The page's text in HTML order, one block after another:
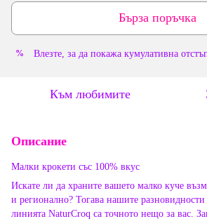
Бърза поръчка
% Влезте , за да покажа кумулативна
Към любимите
Описание
Малки крокети със 100% вкус
Искате ли да храните вашето малко куче
и регионално? Тогава нашите разновидности
линията NaturCroq са точното нещо за вас.